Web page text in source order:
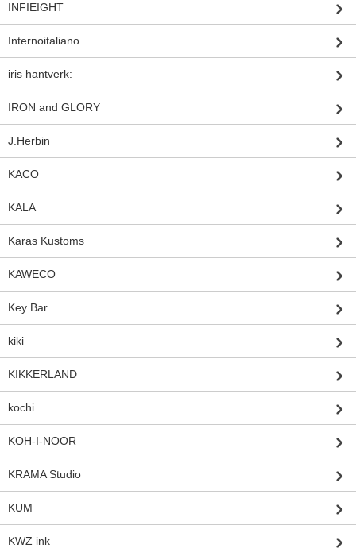
INFIEIGHT
Internoitaliano
iris hantverk:
IRON and GLORY
J.Herbin
KACO
KALA
Karas Kustoms
KAWECO
Key Bar
kiki
KIKKERLAND
kochi
KOH-I-NOOR
KRAMA Studio
KUM
KWZ ink